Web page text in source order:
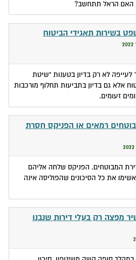
האם הראל תתחשב?
בשירות תאגידי הביטוח
לא רק בדיון בטענות "שיטת
אלא גם בדיון בתביעות תחלוף מורכבות
זעומים.
רמאים או הפניקס חסרת
המבוטחים. הפניקס שלחה אליהם
את כל הסיכונים שהפוליסה אינה
מפצה רק בעלי דירות שנבנו